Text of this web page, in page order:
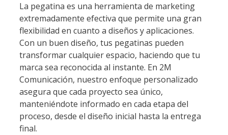
La pegatina es una herramienta de marketing
extremadamente efectiva que permite una gran
flexibilidad en cuanto a diseños y aplicaciones.
Con un buen diseño, tus pegatinas pueden
transformar cualquier espacio, haciendo que tu
marca sea reconocida al instante. En 2M
Comunicación, nuestro enfoque personalizado
asegura que cada proyecto sea único,
manteniéndote informado en cada etapa del
proceso, desde el diseño inicial hasta la entrega
final.